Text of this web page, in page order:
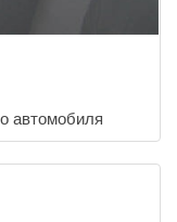
автомобиля